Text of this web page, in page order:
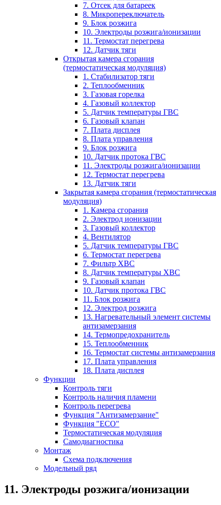
7. Отсек для батареек
8. Микропереключатель
9. Блок розжига
10. Электроды розжига/ионизации
11. Термостат перегрева
12. Датчик тяги
Открытая камера сгорания
(термостатическая модуляция)
1. Стабилизатор тяги
2. Теплообменник
3. Газовая горелка
4. Газовый коллектор
5. Датчик температуры ГВС
6. Газовый клапан
7. Плата дисплея
8. Плата управления
9. Блок розжига
10. Датчик протока ГВС
11. Электроды розжига/ионизации
12. Термостат перегрева
13. Датчик тяги
Закрытая камера сгорания (термостатическая
модуляция)
1. Камера сгорания
2. Электрод ионизации
3. Газовый коллектор
4. Вентилятор
5. Датчик температуры ГВС
6. Термостат перегрева
7. Фильтр ХВС
8. Датчик температуры ХВС
9. Газовый клапан
10. Датчик протока ГВС
11. Блок розжига
12. Электрод розжига
13. Нагревательный элемент системы
антизамерзания
14. Термопредохранитель
15. Теплообменник
16. Термостат системы антизамерзания
17. Плата управления
18. Плата дисплея
Функции
Контроль тяги
Контроль наличия пламени
Контроль перегрева
Функция "Антизамерзание"
Функция "ECO"
Термостатическая модуляция
Самодиагностика
Монтаж
Схема подключения
Модельный ряд
11. Электроды розжига/ионизации